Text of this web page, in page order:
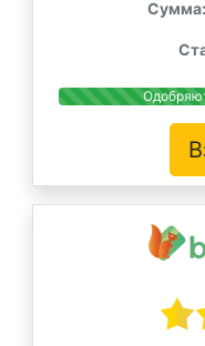
Сумма: